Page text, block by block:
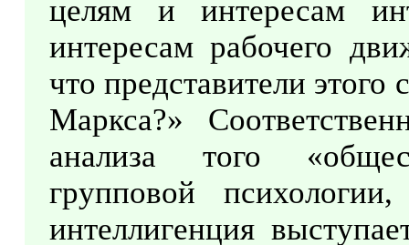
целям и интересам
интересам рабочего
что представители
Маркса?»
анализа того
групповой
интеллигенция